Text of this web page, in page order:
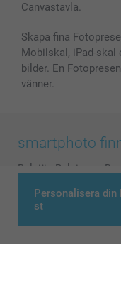
Personalisera din
st
Canvastavla.
Skapa fina
Mobilskal, iPad-
bilder. En
vänner.
smartphoto
België Belgique
Nederland - Norge
Switzerland